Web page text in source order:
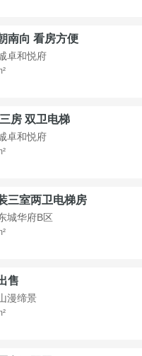
南向 看房方便
卓和悦府
房 双卫电梯
卓和悦府
三室两卫电梯房
城华府B区
售
漫缔景